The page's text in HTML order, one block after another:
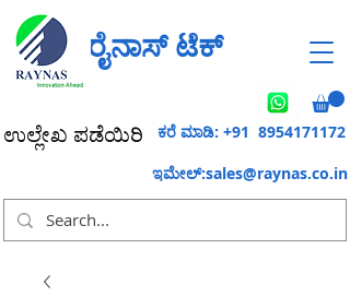
ಉಲ್ಲೇಖ ಪಡೆಯಿರಿ
ರೈನಾಸ್ ಟೆಕ್
ಕರೆ ಮಾಡಿ: +91 8954171172
ಇಮೇಲ್:sales@raynas.co.in